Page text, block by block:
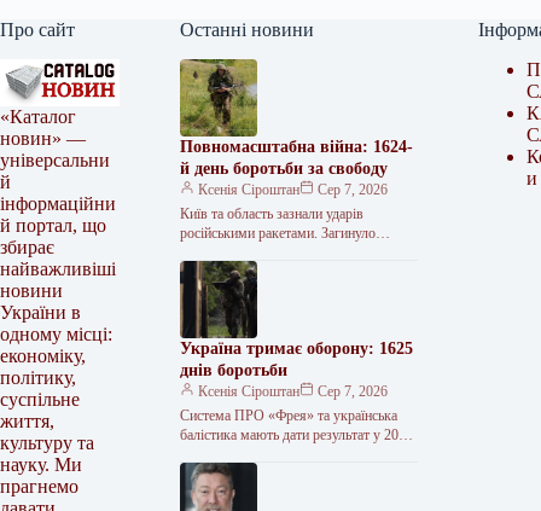
Про сайт
«Каталог
новин» —
універсальни
й
інформаційни
й портал, що
збирає
найважливіші
новини
України в
одному місці:
економіку,
політику,
суспільне
життя,
культуру та
науку. Ми
прагнемо
Останні новини
Повномасштабна війна: 1624-
й день боротьби за свободу
Ксенія Сіроштан
Сер 7, 2026
Київ та область зазнали ударів
російськими ракетами. Загинуло
отримали поранення. Атаковано
цивільну інфраструктуру, зокрема
логістичні центри…
Україна тримає оборону: 1625
днів боротьби
Ксенія Сіроштан
Сер 7, 2026
Система ПРО «Фрея» та українська
балістика мають дати результат у 2026-
Володимир Зеленський. СБУ уразили
два патрульні…
и